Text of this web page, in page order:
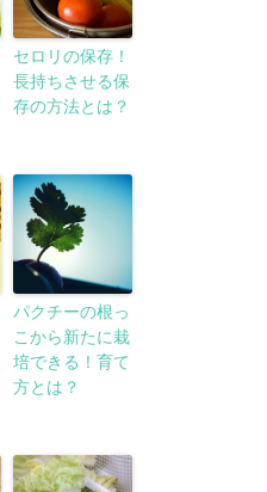
セロリの保存！
長持ちさせる保
存の方法とは？
パクチーの根っ
こから新たに栽
培できる！育て
方とは？